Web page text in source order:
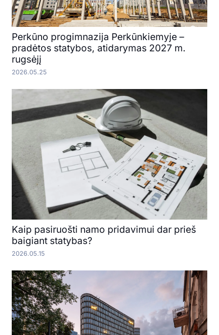
Perkūno progimnazija Perkūnkiemyje –
pradėtos statybos, atidarymas 2027 m.
rugsėjį
2026.05.25
Kaip pasiruošti namo pridavimui dar prieš
baigiant statybas?
2026.05.15